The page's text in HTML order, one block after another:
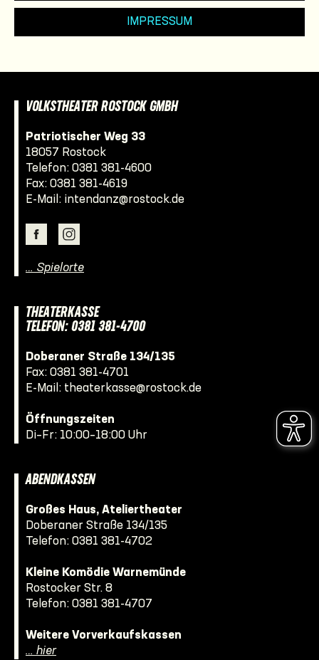
IMPRESSUM
VOLKSTHEATER ROSTOCK GMBH
Patriotischer Weg 33
18057 Rostock
Telefon: 0381 381-4600
Fax: 0381 381-4619
E-Mail: intendanz@rostock.de
… Spielorte
THEATERKASSE
TELEFON: 0381 381-4700
Doberaner Straße 134/135
Fax: 0381 381-4701
E-Mail: theaterkasse@rostock.de
Öffnungszeiten
Di–Fr: 10:00–18:00 Uhr
ABENDKASSEN
Großes Haus, Ateliertheater
Doberaner Straße 134/135
Telefon: 0381 381-4702
Kleine Komödie Warnemünde
Rostocker Str. 8
Telefon: 0381 381-4707
Weitere Vorverkaufskassen
… hier